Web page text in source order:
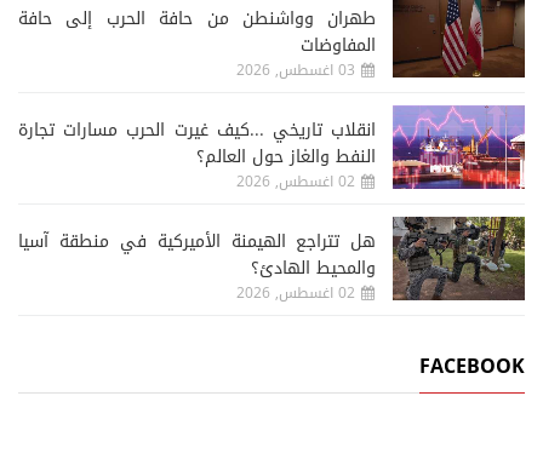
طهران وواشنطن من حافة الحرب إلى حافة
المفاوضات
03 اغسطس, 2026
انقلاب تاريخي ...كيف غيرت الحرب مسارات تجارة
النفط والغاز حول العالم؟
02 اغسطس, 2026
هل تتراجع الهيمنة الأميركية في منطقة آسيا
والمحيط الهادئ؟
02 اغسطس, 2026
FACEBOOK